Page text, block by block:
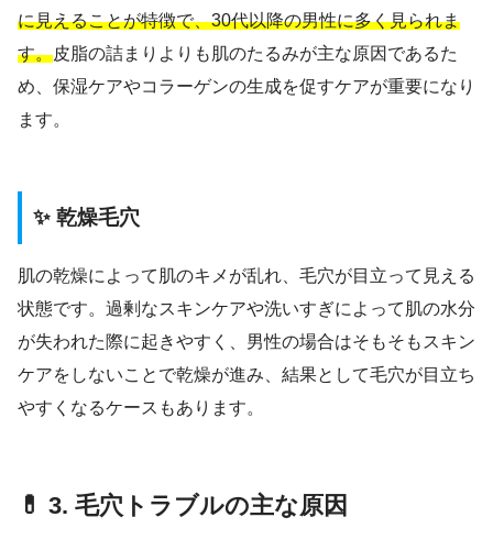
に見えることが特徴で、30代以降の男性に多く見られま
す。皮脂の詰まりよりも肌のたるみが主な原因であるた
め、保湿ケアやコラーゲンの生成を促すケアが重要になり
ます。
✨ 乾燥毛穴
肌の乾燥によって肌のキメが乱れ、毛穴が目立って見える
状態です。過剰なスキンケアや洗いすぎによって肌の水分
が失われた際に起きやすく、男性の場合はそもそもスキン
ケアをしないことで乾燥が進み、結果として毛穴が目立ち
やすくなるケースもあります。
💊 3. 毛穴トラブルの主な原因